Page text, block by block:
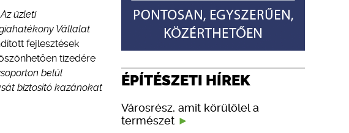
üzleti
Vállalat
fejlesztések
tizedére
belül
biztosító kazánokat
ÉPÍTÉSZETI HÍREK
Városrész, amit körülölel a
természet